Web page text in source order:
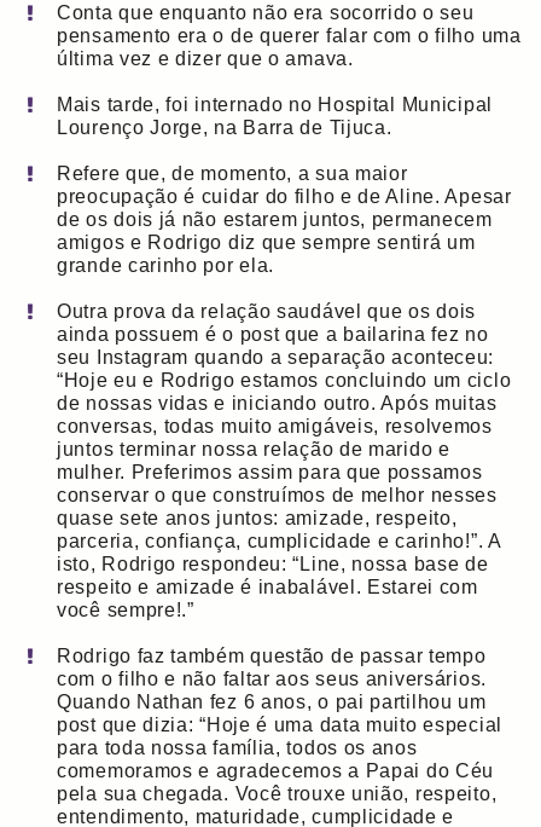
Conta que enquanto não era socorrido o seu
pensamento era o de querer falar com o filho uma
última vez e dizer que o amava.
Mais tarde, foi internado no Hospital Municipal
Lourenço Jorge, na Barra de Tijuca.
Refere que, de momento, a sua maior
preocupação é cuidar do filho e de Aline. Apesar
de os dois já não estarem juntos, permanecem
amigos e Rodrigo diz que sempre sentirá um
grande carinho por ela.
Outra prova da relação saudável que os dois
ainda possuem é o post que a bailarina fez no
seu Instagram quando a separação aconteceu:
“Hoje eu e Rodrigo estamos concluindo um ciclo
de nossas vidas e iniciando outro. Após muitas
conversas, todas muito amigáveis, resolvemos
juntos terminar nossa relação de marido e
mulher. Preferimos assim para que possamos
conservar o que construímos de melhor nesses
quase sete anos juntos: amizade, respeito,
parceria, confiança, cumplicidade e carinho!”. A
isto, Rodrigo respondeu: “Line, nossa base de
respeito e amizade é inabalável. Estarei com
você sempre!.”
Rodrigo faz também questão de passar tempo
com o filho e não faltar aos seus aniversários.
Quando Nathan fez 6 anos, o pai partilhou um
post que dizia: “Hoje é uma data muito especial
para toda nossa família, todos os anos
comemoramos e agradecemos a Papai do Céu
pela sua chegada. Você trouxe união, respeito,
entendimento, maturidade, cumplicidade e